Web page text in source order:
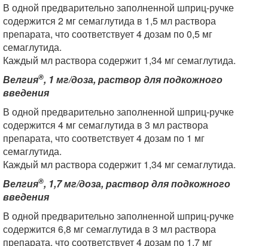
В одной предварительно заполненной шприц-ручке
содержится 2 мг семаглутида в 1,5 мл раствора
препарата, что соответствует 4 дозам по 0,5 мг
семаглутида.
Каждый мл раствора содержит 1,34 мг семаглутида.
Велгия®, 1 мг/доза, раствор для подкожного
введения
В одной предварительно заполненной шприц-ручке
содержится 4 мг семаглутида в 3 мл раствора
препарата, что соответствует 4 дозам по 1 мг
семаглутида.
Каждый мл раствора содержит 1,34 мг семаглутида.
Велгия®, 1,7 мг/доза, раствор для подкожного
введения
В одной предварительно заполненной шприц-ручке
содержится 6,8 мг семаглутида в 3 мл раствора
препарата, что соответствует 4 дозам по 1,7 мг